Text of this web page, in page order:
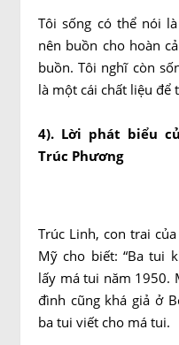
Tôi sống có thể nói
nên buồn cho hoàn
buồn. Tôi nghĩ còn
là một cái chất liệu để
4). Lời phát biểu
Trúc Phương
Trúc Linh, con trai
Mỹ cho biết: “Ba tui
lấy má tui năm 1950.
đình cũng khá giả ở
ba tui viết cho má tui.